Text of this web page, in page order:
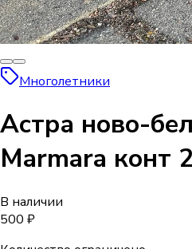
Многолетники
Астра ново-
Marmara конт
В наличии
500 ₽